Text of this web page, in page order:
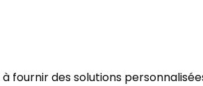
à fournir des solutions